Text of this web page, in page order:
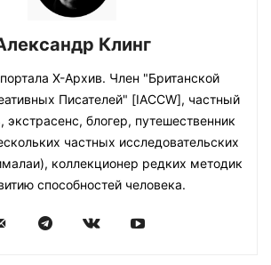
Клинг
Х-Архив. Член "Британской
Писателей" [IACCW], частный
экстрасенс, блогер, путешественник
частных исследовательских
коллекционер редких методик
способностей человека.